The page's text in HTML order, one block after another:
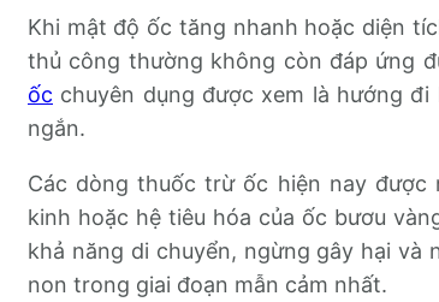
Khi mật độ ốc tăng nhanh hoặc diện
thủ công thường không còn đáp ứng
ốc chuyên dụng được xem là hướng
ngắn.
Các dòng thuốc trừ ốc hiện nay
kinh hoặc hệ tiêu hóa của ốc bươu
khả năng di chuyển, ngừng gây hại và
non trong giai đoạn mẫn cảm nhất.